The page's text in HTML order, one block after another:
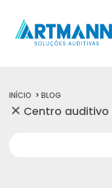
INÍCIO BLOG